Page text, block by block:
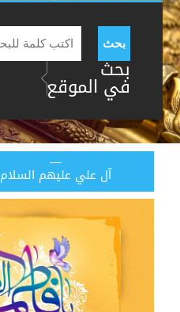
بحث
بحث
في الموقع
آل علي عليهم السلام